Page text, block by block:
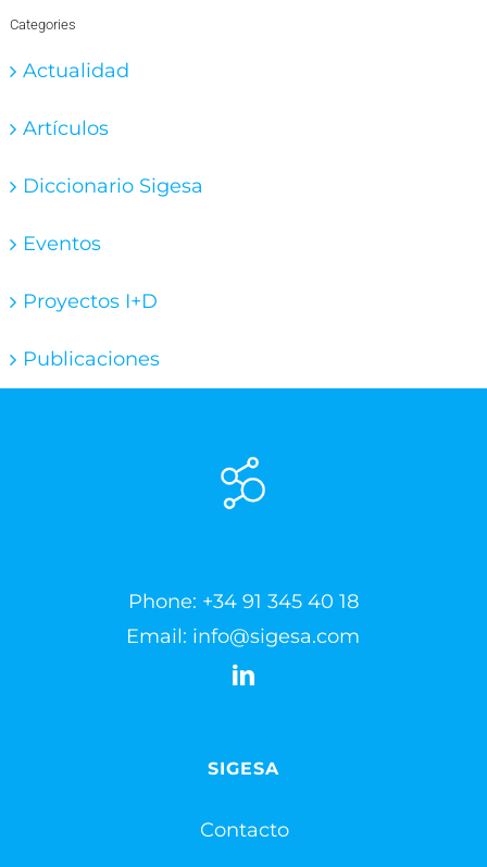
Categories
Actualidad
Artículos
Diccionario Sigesa
Eventos
Proyectos I+D
Publicaciones
Phone: +34 91 345 40 18
Email: info@sigesa.com
SIGESA
Contacto